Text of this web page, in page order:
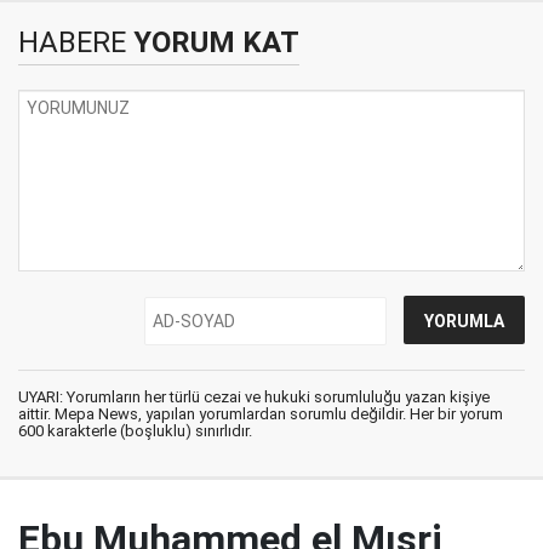
HABERE YORUM KAT
UYARI: Yorumların her türlü cezai ve hukuki sorumluluğu yazan kişiye
aittir. Mepa News, yapılan yorumlardan sorumlu değildir. Her bir yorum
600 karakterle (boşluklu) sınırlıdır.
Ebu Muhammed el Mısri